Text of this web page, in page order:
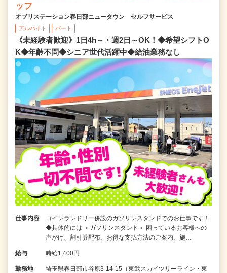
ッフ
オブリステーション春日部ニュータウン セルフサービス
アルバイト パート
《未経験者歓迎》1日4h～・週2日～OK！◆希望シフトO
K◆年齢不問◆シニア世代活躍中◆給油業務なし
仕事内容
コインランドリー併設のガソリンスタンドでのお仕事です！
◆具体的には ＜ガソリンスタンド＞ 困っているお客様への
声がけ、割引券配布、お得な支払方法のご案内、施…
給与 時給1,400円
勤務地
埼玉県春日部市谷原3-14-15（東武スカイツリーライン・東